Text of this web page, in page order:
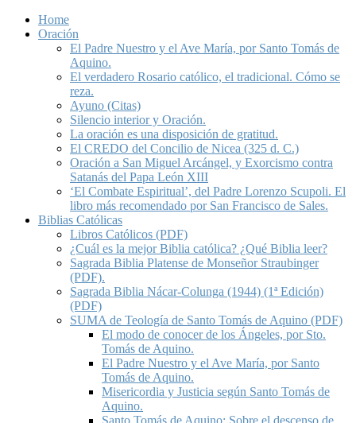
Home
Oración
El Padre Nuestro y el Ave María, por Santo Tomás de
Aquino.
El verdadero Rosario católico, el tradicional. Cómo se
reza.
Ayuno (Citas)
Silencio interior y Oración.
La oración es una disposición de gratitud.
El CREDO del Concilio de Nicea (325 d. C.)
Oración a San Miguel Arcángel, y Exorcismo contra
Satanás del Papa León XIII
‘El Combate Espiritual’, del Padre Lorenzo Scupoli. El
libro más recomendado por San Francisco de Sales.
Biblias Católicas
Libros Católicos (PDF)
¿Cuál es la mejor Biblia católica? ¿Qué Biblia leer?
Sagrada Biblia Platense de Monseñor Straubinger
(PDF).
Sagrada Biblia Nácar-Colunga (1944) (1ª Edición)
(PDF)
SUMA de Teología de Santo Tomás de Aquino (PDF)
El modo de conocer de los Ángeles, por Sto.
Tomás de Aquino.
El Padre Nuestro y el Ave María, por Santo
Tomás de Aquino.
Misericordia y Justicia según Santo Tomás de
Aquino.
Santo Tomás de Aquino: Sobre el descenso de